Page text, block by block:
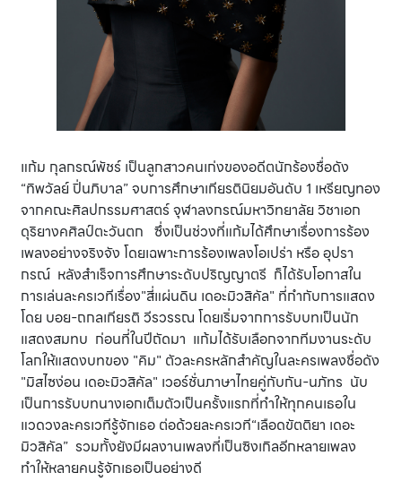
แก้ม กุลกรณ์พัชร์ เป็นลูกสาวคนเก่งของอดีตนักร้องชื่อดัง
“ทิพวัลย์ ปิ่นภิบาล” จบการศึกษาเกียรตินิยมอันดับ 1 เหรียญทอง
จากคณะศิลปกรรมศาสตร์ จุฬาลงกรณ์มหาวิทยาลัย วิชาเอก
ดุริยางคศิลป์ตะวันตก ซึ่งเป็นช่วงที่แก้มได้ศึกษาเรื่องการร้อง
เพลงอย่างจริงจัง โดยเฉพาะการร้องเพลงโอเปร่า หรือ อุปรา
กรณ์ หลังสำเร็จการศึกษาระดับปริญญาตรี ก็ได้รับโอกาสใน
การเล่นละครเวทีเรื่อง"สี่แผ่นดิน เดอะมิวสิคัล" ที่กำกับการแสดง
โดย บอย-ถกลเกียรติ วีรวรรณ โดยเริ่มจากการรับบทเป็นนัก
แสดงสมทบ ก่อนที่ในปีถัดมา แก้มได้รับเลือกจากทีมงานระดับ
โลกให้แสดงบทของ "คิม" ตัวละครหลักสำคัญในละครเพลงชื่อดัง
"มิสไซง่อน เดอะมิวสิคัล" เวอร์ชั่นภาษาไทยคู่กับกัน-นภัทร นับ
เป็นการรับบทนางเอกเต็มตัวเป็นครั้งแรกที่ทำให้ทุกคนเธอใน
แวดวงละครเวทีรู้จักเธอ ต่อด้วยละครเวที“เลือดขัตติยา เดอะ
มิวสิคัล” รวมทั้งยังมีผลงานเพลงที่เป็นซิงเกิลอีกหลายเพลง
ทำให้หลายคนรู้จักเธอเป็นอย่างดี